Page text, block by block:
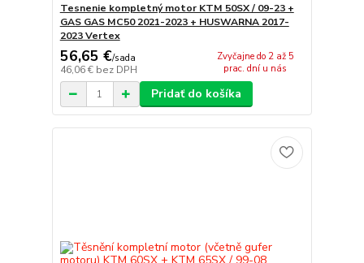
Tesnenie kompletný motor KTM 50SX / 09-23 +
GAS GAS MC50 2021-2023 + HUSWARNA 2017-
2023 Vertex
56,65 €/sada
46,06 € bez DPH
Zvyčajne do 2 až 5
prac. dní u nás
Pridať do košíka